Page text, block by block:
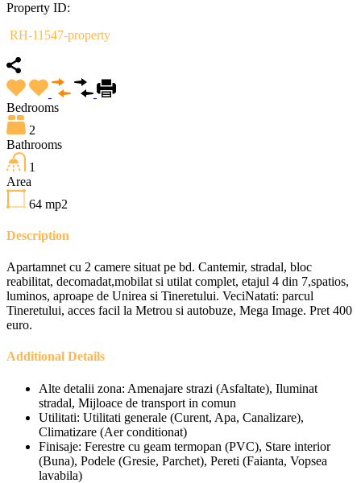
Property ID:
RH-11547-property
Bedrooms
2
Bathrooms
1
Area
64 mp2
Description
Apartamnet cu 2 camere situat pe bd. Cantemir, stradal, bloc
reabilitat, decomadat,mobilat si utilat complet, etajul 4 din 7,spatios,
luminos, aproape de Unirea si Tineretului. VeciNatati: parcul
Tineretului, acces facil la Metrou si autobuze, Mega Image. Pret 400
euro.
Additional Details
Alte detalii zona: Amenajare strazi (Asfaltate), Iluminat
stradal, Mijloace de transport in comun
Utilitati: Utilitati generale (Curent, Apa, Canalizare),
Climatizare (Aer conditionat)
Finisaje: Ferestre cu geam termopan (PVC), Stare interior
(Buna), Podele (Gresie, Parchet), Pereti (Faianta, Vopsea
lavabila)